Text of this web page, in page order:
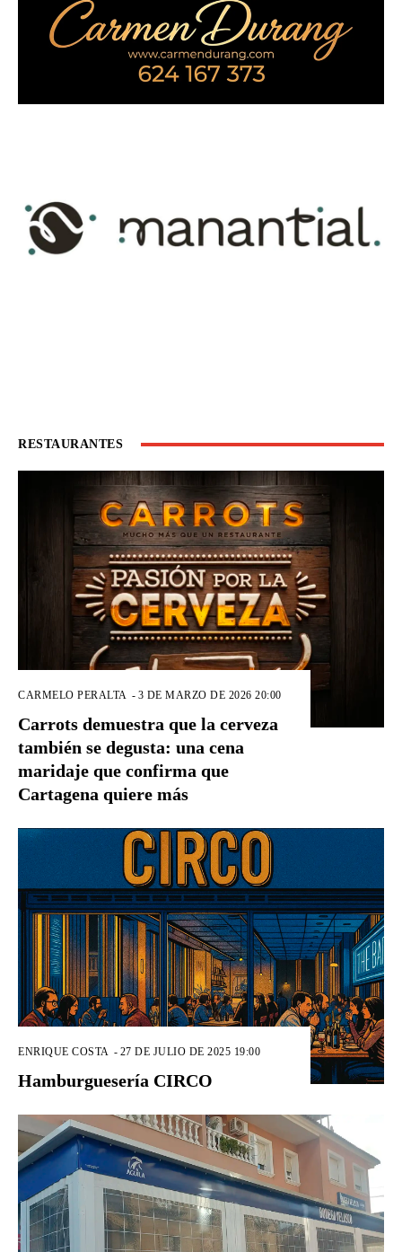
RESTAURANTES
CARMELO PERALTA - 3 DE MARZO DE 2026 20:00
Carrots demuestra que la cerveza
también se degusta: una cena
maridaje que confirma que
Cartagena quiere más
ENRIQUE COSTA - 27 DE JULIO DE 2025 19:00
Hamburguesería CIRCO